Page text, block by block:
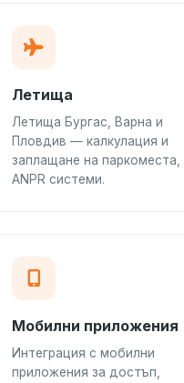
Летища
Летища Бургас, Варна и
Пловдив — калкулация и
заплащане на паркоместа,
ANPR системи.
Мобилни приложения
Интеграция с мобилни
приложения за достъп,